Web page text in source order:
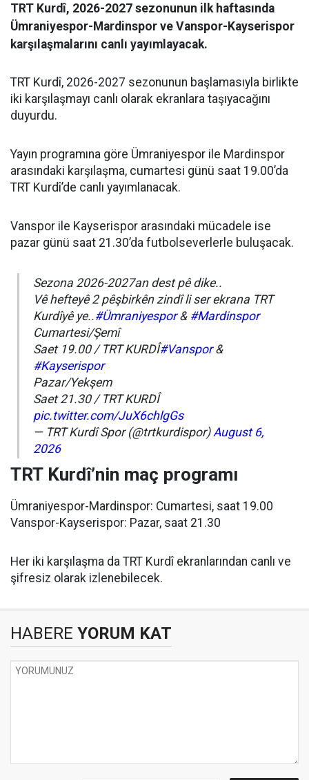
TRT Kurdî, 2026-2027 sezonunun ilk haftasında
Ümraniyespor-Mardinspor ve Vanspor-Kayserispor
karşılaşmalarını canlı yayımlayacak.
TRT Kurdî, 2026-2027 sezonunun başlamasıyla birlikte
iki karşılaşmayı canlı olarak ekranlara taşıyacağını
duyurdu.
Yayın programına göre Ümraniyespor ile Mardinspor
arasındaki karşılaşma, cumartesi günü saat 19.00’da
TRT Kurdî’de canlı yayımlanacak.
Vanspor ile Kayserispor arasındaki mücadele ise
pazar günü saat 21.30’da futbolseverlerle buluşacak.
Sezona 2026-2027an dest pê dike..
Vê hefteyê 2 pêşbirkên zindî li ser ekrana TRT
Kurdîyê ye..#Ümraniyespor& #Mardinspor
Cumartesi/Şemî
Saet 19.00 / TRT KURDÎ#Vanspor&
#Kayserispor
Pazar/Yekşem
Saet 21.30 / TRT KURDÎ
pic.twitter.com/JuX6chlgGs
— TRT Kurdî Spor (@trtkurdispor) August 6,
2026
TRT Kurdî’nin maç programı
Ümraniyespor-Mardinspor: Cumartesi, saat 19.00
Vanspor-Kayserispor: Pazar, saat 21.30
Her iki karşılaşma da TRT Kurdî ekranlarından canlı ve
şifresiz olarak izlenebilecek.
HABERE YORUM KAT